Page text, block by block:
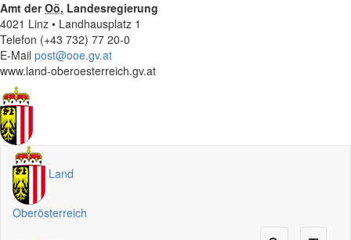
Amt derOö. Landesregierung
4021 Linz • Landhausplatz 1
Telefon (+43 732) 77 20-0
E-Mail post@ooe.gv.at
www.land-oberoesterreich.gv.at
Land
Oberösterreich